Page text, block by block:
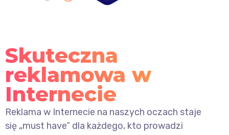
Skuteczna
reklamowa w
Internecie
Reklama w Internecie na naszych oczach staje
się „must have” dla każdego, kto prowadzi